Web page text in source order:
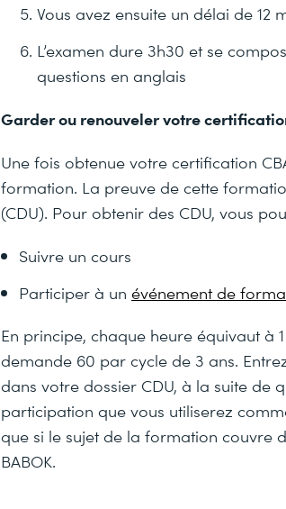
Vous avez ensuite un délai de 12
L’examen dure 3h30 et se
questions en anglais
Garder ou renouveler votre
Une fois obtenue votre certification
formation. La preuve de cette
(CDU). Pour obtenir des CDU, vous
Suivre un cours
Participer à un événement de
En principe, chaque heure équivaut à
demande 60 par cycle de 3 ans.
dans votre dossier CDU, à la suite de
participation que vous utiliserez
que si le sujet de la formation couvre
BABOK.